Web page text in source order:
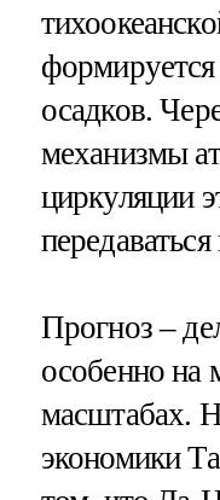
осадков.
механизмы
циркуляции
Прогноз –
особенно на
масштабах.
экономики